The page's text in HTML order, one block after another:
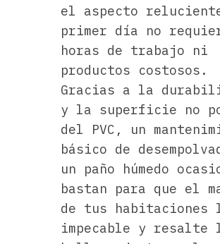
el aspecto
primer día no
horas de trabajo ni
productos costosos.
Gracias a la
y la superficie no
del PVC, un
básico de
un paño húmedo
bastan para que el
de tus habitaciones
impecable y resalte